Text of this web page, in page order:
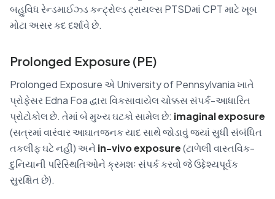
બહુવિધ રેન્ડમાઈઝ્ડ કન્ટ્રોલ્ડ ટ્રાયલ્સ PTSDમાં CPT માટે ખૂબ
મોટા અસર કદ દર્શાવે છે.
Prolonged Exposure (PE)
Prolonged Exposure એ University of Pennsylvania ખાતે
પ્રોફેસર Edna Foa દ્વારા વિકસાવાયેલ ચોક્કસ સંપર્ક-આધારિત
પ્રોટોકોલ છે. તેમાં બે મુખ્ય ઘટકો સામેલ છે: imaginal exposure
(સત્રમાં વારંવાર આઘાતજનક યાદ સાથે જોડાવું જ્યાં સુધી સંબંધિત
તકલીફ ઘટે નહીં) અને in-vivo exposure(ટાળેલી વાસ્તવિક-
દુનિયાની પરિસ્થિતિઓને ક્રમશઃ સંપર્ક કરવો જે ઉદ્દેશ્યપૂર્વક
સુરક્ષિત છે).